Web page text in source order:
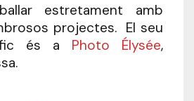
estretament amb
projectes. El seu
és a Photo Élysée,